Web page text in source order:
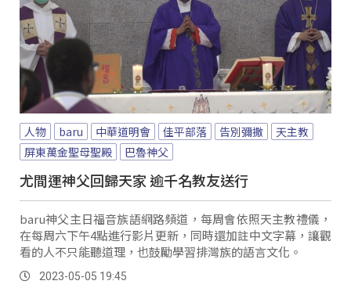
人物 baru 中華道明會 佳平部落 告別彌撒
天主教
屏東萬金聖母聖殿
巴魯神父
尤間運神父回歸天家 逾千名教友送行
baru神父主日福音族語網路頻道，每周會依照天主教禮儀，
在每周六下午4點進行影片更新，同時還加註中文字幕，讓觀
看的人不只能聽道理，也鼓勵學習排灣族的語言文化。
2023-05-05 19:45